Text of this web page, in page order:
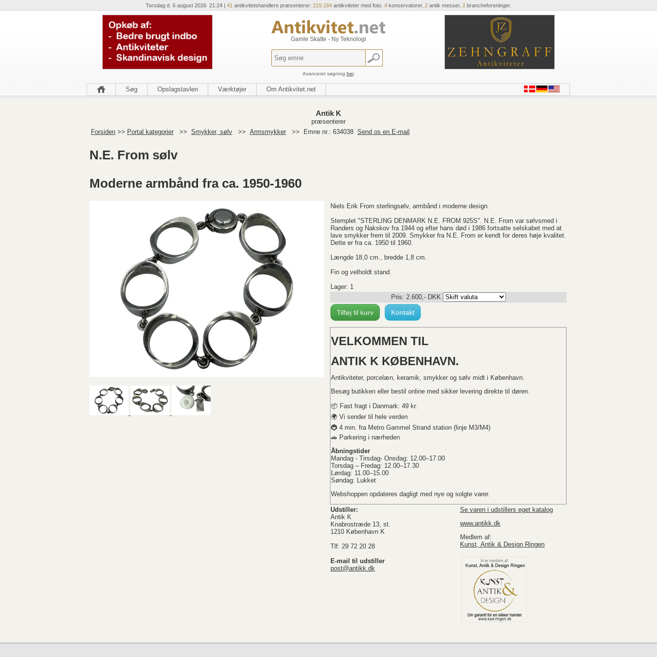
Torsdag d. 6 august 2026 21:24 | 41 antikvitetshandlere præsenterer: 219.184 antikviteter med foto. 4 konservatorer, 2 antik messer, 2 brancheforeninger.
Gamle Skatte - Ny Teknologi
Avanceret søgning her.
Søg Opslagstavlen Værktøjer Om Antikvitet.net
Antik K
præsenterer
Forsiden >> Portal kategorier >> Smykker, sølv >> Armsmykker >> Emne nr.: 634038 Send os en E-mail
N.E. From sølv
Moderne armbånd fra ca. 1950-1960
Niels Erik From sterlingsølv, armbånd i moderne design.
Stemplet "STERLING DENMARK N.E. FROM 925S". N.E. From var sølvsmed i
Randers og Nakskov fra 1944 og efter hans død i 1986 fortsatte selskabet med at
lave smykker frem til 2009. Smykker fra N.E. From er kendt for deres høje kvalitet.
Dette er fra ca. 1950 til 1960.
Længde 18,0 cm., bredde 1,8 cm.
Fin og velholdt stand.
Lager: 1
Pris: 2.600,- DKK
Tilføj til kurv Kontakt
VELKOMMEN TIL
ANTIK K KØBENHAVN.
Antikviteter, porcelæn, keramik, smykker og sølv midt i København.
Besøg butikken eller bestil online med sikker levering direkte til døren.
📦 Fast fragt i Danmark: 49 kr.
🌍 Vi sender til hele verden
🚇 4 min. fra Metro Gammel Strand station (linje M3/M4)
🚗 Parkering i nærheden
Åbningstider
Mandag - Tirsdag- Onsdag: 12.00–17.00
Torsdag – Fredag: 12.00–17.30
Lørdag: 11.00–15.00
Søndag: Lukket
Webshoppen opdateres dagligt med nye og solgte varer.
Udstiller:
Antik K
Knabrostræde 13, st.
1210 København K
Tlf: 29 72 20 28
E-mail til udstiller
post@antikk.dk
Se varen i udstillers eget katalog
www.antikk.dk
Medlem af:
Kunst, Antik & Design Ringen